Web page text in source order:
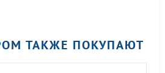
ТАКЖЕ ПОКУПАЮТ